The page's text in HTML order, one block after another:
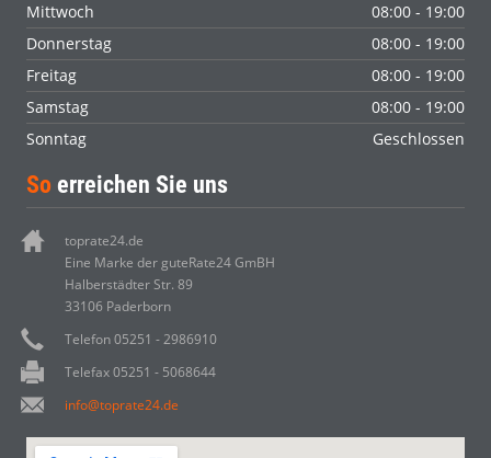
Mittwoch
08:00 - 19:00
Donnerstag
08:00 - 19:00
Freitag
08:00 - 19:00
Samstag
08:00 - 19:00
Sonntag
Geschlossen
So erreichen Sie uns
toprate24.de
Eine Marke der guteRate24 GmBH
Halberstädter Str. 89
33106 Paderborn
Telefon 05251 - 2986910
Telefax 05251 - 5068644
info@toprate24.de